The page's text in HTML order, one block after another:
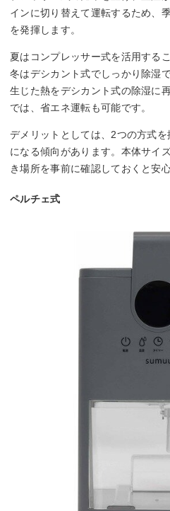
インに切り替えて運転するため、
を発揮します。
夏はコンプレッサー式を活用する
冬はデシカント式でしっかり除湿
生じた熱をデシカント式の除湿に
では、省エネ運転も可能です。
デメリットとしては、2つの方式
になる傾向があります。本体サイ
き場所を事前に確認しておくと安心
ペルチェ式